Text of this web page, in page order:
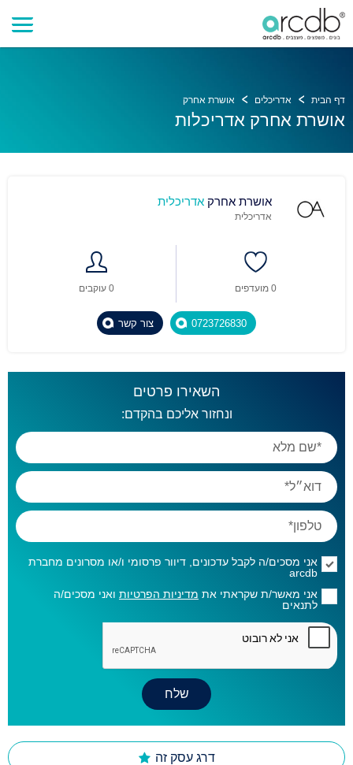
דף הבית אדריכלים אושרת אחרק
אושרת אחרק אדריכלות
אושרת אחרק אדריכלית
אדריכלית
0 עוקבים 0 מועדפים
צור קשר 0723726830
השאירו פרטים
ונחזור אליכם בהקדם:
אני מסכים/ה לקבל עדכונים, דיוור פרסומי ו/או מסרונים מחברת
arcdb
אני מאשר/ת שקראתי את מדיניות הפרטיות ואני מסכים/ה
לתנאים
דרג עסק זה